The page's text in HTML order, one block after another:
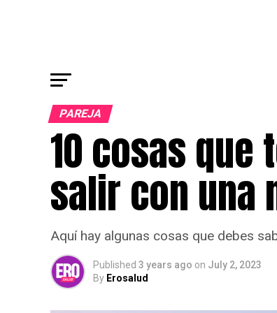
PAREJA
10 cosas
salir con una
Aquí hay algunas cosas que debes
Published 3 years ago on July 2, 2023
By Erosalud